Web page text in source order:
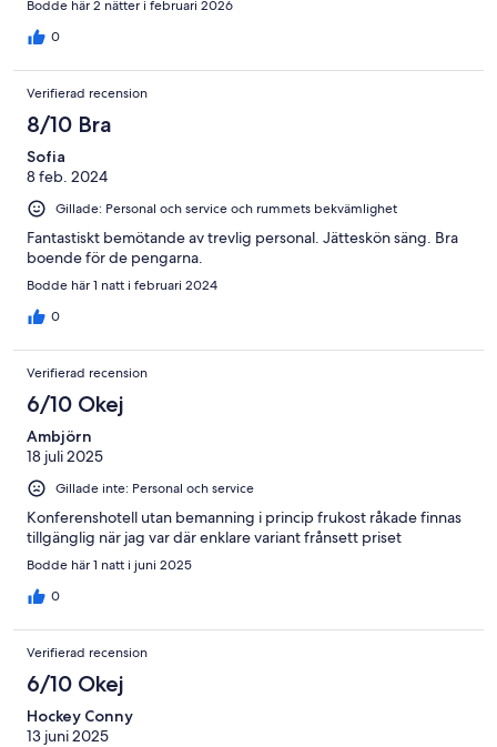
Bodde här 2 nätter i februari 2026
0
Verifierad recension
8/10 Bra
Sofia
8 feb. 2024
Gillade: Personal och service och rummets bekvämlighet
Fantastiskt bemötande av trevlig personal. Jätteskön säng. Bra
boende för de pengarna.
Bodde här 1 natt i februari 2024
0
Verifierad recension
6/10 Okej
Ambjörn
18 juli 2025
Gillade inte: Personal och service
Konferenshotell utan bemanning i princip frukost råkade finnas
tillgänglig när jag var där enklare variant frånsett priset
Bodde här 1 natt i juni 2025
0
Verifierad recension
6/10 Okej
Hockey Conny
13 juni 2025